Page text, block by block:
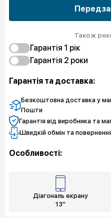
Також
Гарантія 1 рік
Захист від браку
Захист екрану
Гарантія 2 роки
Експрес заміна
Захист екрану
Гарантія та доставка:
Безкоштовна доставка у
Пошти
Гарантія від виробника та
Швидкій обмін та
Особливості:
Діагональ екрану
13"